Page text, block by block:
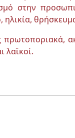
στην
λαϊκοί.